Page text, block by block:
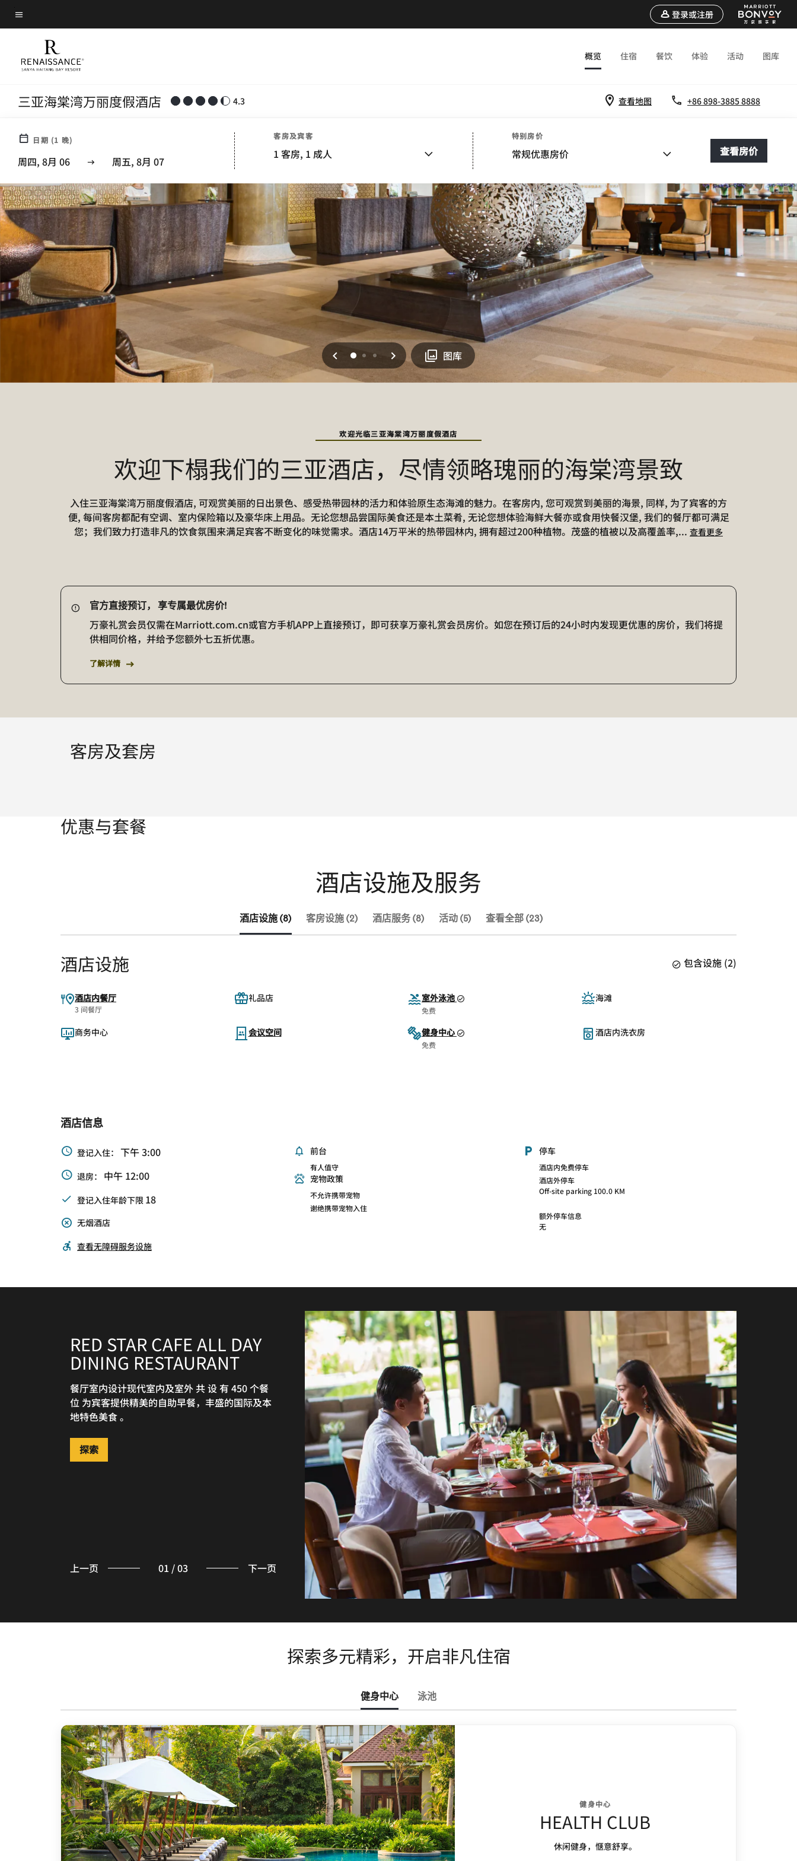
Skip
to
content
菜单文本
登录或注册
概览 住宿 餐饮 体验 活动 图库
三亚海棠湾万丽度假酒店 4.3 查看地图 +86 898-3885 8888
日期 (1 晚)
周四, 8月 06 周五, 8月 07
客房及宾客
1 客房, 1 成人
特别房价
常规优惠房价 查看房价
上一页
0 1 2 下一页 图库
欢迎光临三亚海棠湾万丽度假酒店
欢迎下榻我们的三亚酒店，尽情领略瑰丽的海棠湾景致
入住三亚海棠湾万丽度假酒店, 可观赏美丽的日出景色、感受热带园林的活力和体验原生态海滩的魅力。在客房内, 您可观赏到美丽的海景, 同样, 为了宾客的方
便, 每间客房都配有空调、室内保险箱以及豪华床上用品。无论您想品尝国际美食还是本土菜肴, 无论您想体验海鲜大餐亦或食用快餐汉堡, 我们的餐厅都可满足
您；我们致力打造非凡的饮食氛围来满足宾客不断变化的味觉需求。酒店14万平米的热带园林内, 拥有超过200种植物。茂盛的植被以及高覆盖率,... 查看更多
官方直接预订， 享专属最优房价!
万豪礼赏会员仅需在Marriott.com.cn或官方手机APP上直接预订，即可获享万豪礼赏会员房价。如您在预订后的24小时内发现更优惠的房价，我们将提
供相同价格，并给予您额外七五折优惠。
了解详情
客房及套房
优惠与套餐
酒店设施及服务
酒店设施 (8) 客房设施 (2) 酒店服务 (8) 活动 (5) 查看全部 (23)
酒店设施 包含设施 (2)
酒店内餐厅
3 间餐厅
礼品店 室外泳池
免费
海滩
商务中心 会议空间 健身中心
免费
酒店内洗衣房
酒店信息
登记入住： 下午 3:00
退房： 中午 12:00
登记入住年龄下限 18
无烟酒店
查看无障碍服务设施
前台
有人值守
宠物政策
不允许携带宠物
谢绝携带宠物入住
停车
酒店内免费停车
酒店外停车
Off-site parking 100.0 KM
额外停车信息
无
RED STAR CAFE ALL DAY
DINING RESTAURANT
餐厅室内设计现代室内及室外 共 设 有 450 个餐
位 为宾客提供精美的自助早餐，丰盛的国际及本
地特色美食 。
探索
THE LOUNGE LOBBY BAR
小盘餐点搭配壮美景观
STAR ANISE CHINESE
RESTAURANT
茴香庭是一间内设 15 个私人包厢的非凡中餐厅，
供应粤式佳肴、海南当地和其他地区的特色菜
品，着力缔造卓越的精致餐饮体验。
探索
上一页 01 /03 下一页
探索多元精彩，开启非凡住宿
健身中心 泳池
健身中心
HEALTH CLUB
休闲健身，惬意舒享。